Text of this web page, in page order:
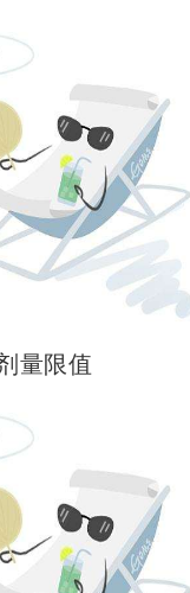
量限值